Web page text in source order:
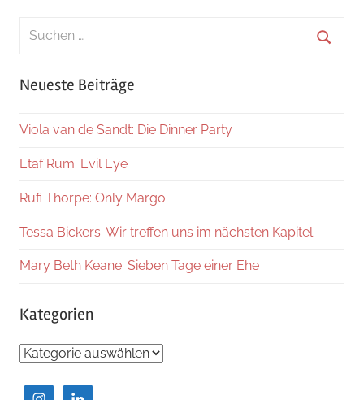
Suchen
Neueste Beiträge
Viola van de Sandt: Die Dinner Party
Etaf Rum: Evil Eye
Rufi Thorpe: Only Margo
Tessa Bickers: Wir treffen uns im nächsten Kapitel
Mary Beth Keane: Sieben Tage einer Ehe
Kategorien
Kategorien